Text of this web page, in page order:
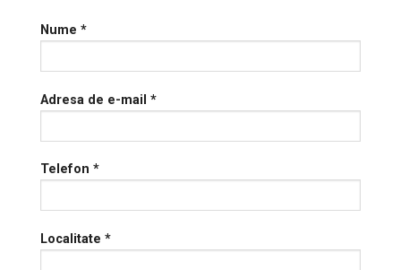
Nume *
Adresa de e-mail *
Telefon *
Localitate *